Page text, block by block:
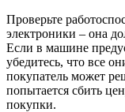
Проверьте
электроники – она
Если в машине
убедитесь, что все
покупатель может
попытается сбить
покупки.